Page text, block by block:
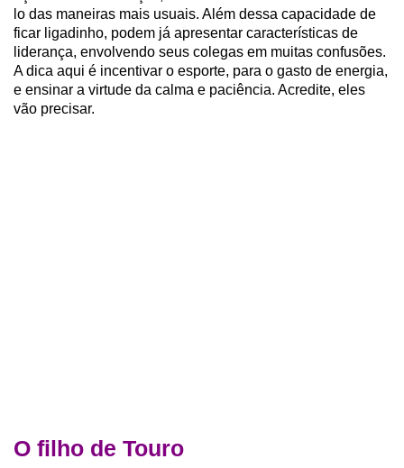
lo das maneiras mais usuais. Além dessa capacidade de
ficar ligadinho, podem já apresentar características de
liderança, envolvendo seus colegas em muitas confusões.
A dica aqui é incentivar o esporte, para o gasto de energia,
e ensinar a virtude da calma e paciência. Acredite, eles
vão precisar.
O filho de Touro